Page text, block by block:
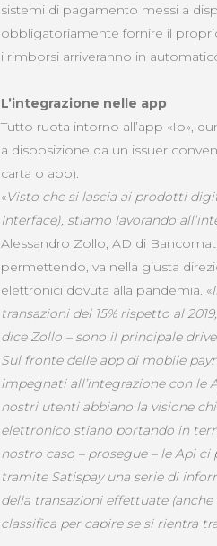
sistemi di pagamento messi a
obbligatoriamente fornire il
i rimborsi arriveranno in
L’integrazione nelle app
Tutto ruota intorno all’app «Io»,
a disposizione da un issuer
carta o app).
«Visto che si lascia ai prodotti
Interface), stiamo lavorando
Alessandro Zollo, AD di
permettendo, va nella giusta
elettronici dovuta alla pandemia. «
transazioni del 15% rispetto al
dice Zollo – sono il principale
Sul fronte delle app di mobile
impegnati all’integrazione con le
nostri utenti abbiano la visione
elettronico stiano portando in
nostro caso – prosegue – le Api
tramite Satispay una serie di
della transazioni effettuate
classifica per capire se si rientra